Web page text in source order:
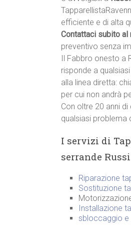
efficiente e di alta
Contattaci subito al
preventivo senza
Il Fabbro onesto a
risponde a
alla linea diretta:
per cui non andrà
Con oltre 20 anni
qualsiasi problema
I servizi di
serrande Russi
Riparazione
Sostituzione
Installazione
sbloccaggio e